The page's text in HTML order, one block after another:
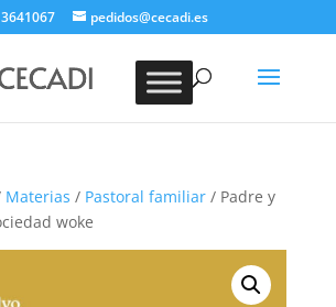
pedidos@cecadi.es
BUSCAR
Materias / Pastoral familiar/ Padre y
woke